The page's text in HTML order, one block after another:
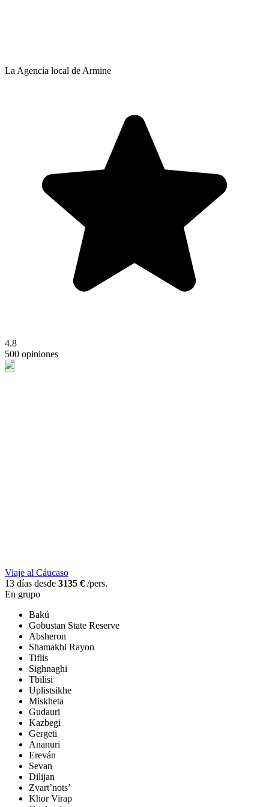
La Agencia local de Armine
4.8
500 opiniones
Viaje al Cáucaso
13 días desde 3135 € /pers.
En grupo
Bakú
Gobustan State Reserve
Absheron
Shamakhi Rayon
Tiflis
Sighnaghi
Tbilisi
Uplistsikhe
Miskheta
Gudauri
Kazbegi
Gergeti
Ananuri
Ereván
Sevan
Dilijan
Zvart’nots’
Khor Virap